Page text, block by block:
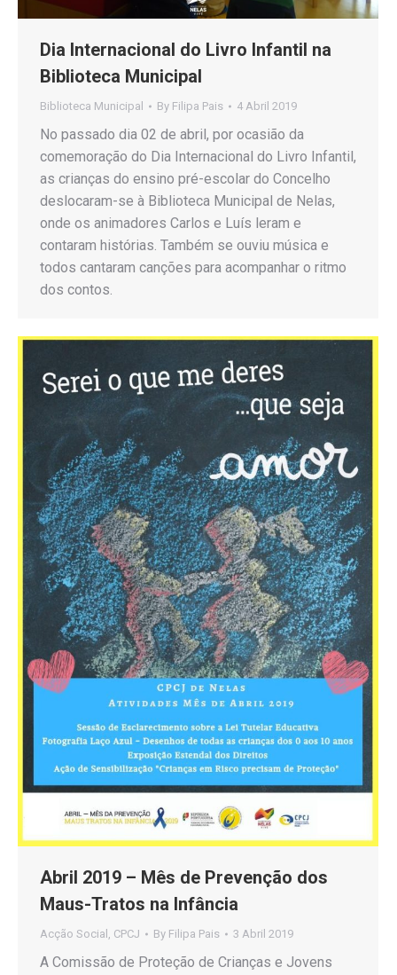
Dia Internacional do Livro Infantil na
Biblioteca Municipal
Biblioteca Municipal By Filipa Pais 4 Abril 2019
No passado dia 02 de abril, por ocasião da
comemoração do Dia Internacional do Livro Infantil,
as crianças do ensino pré-escolar do Concelho
deslocaram-se à Biblioteca Municipal de Nelas,
onde os animadores Carlos e Luís leram e
contaram histórias. Também se ouviu música e
todos cantaram canções para acompanhar o ritmo
dos contos.
Abril 2019 – Mês de Prevenção dos
Maus-Tratos na Infância
Acção Social , CPCJ By Filipa Pais 3 Abril 2019
A Comissão de Proteção de Crianças e Jovens